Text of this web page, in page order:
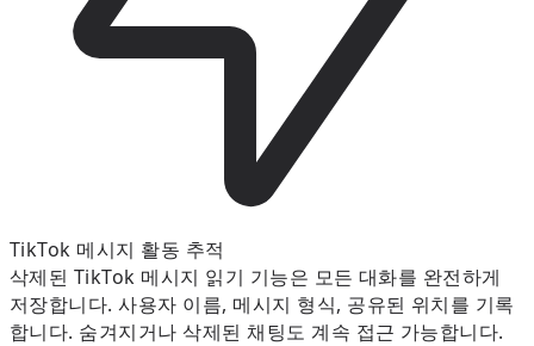
TikTok 메시지 활동 추적
삭제된 TikTok 메시지 읽기 기능은 모든 대화를 완전하게
저장합니다. 사용자 이름, 메시지 형식, 공유된 위치를 기록
합니다. 숨겨지거나 삭제된 채팅도 계속 접근 가능합니다.